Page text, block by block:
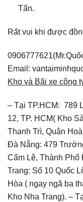
Tấn.
Rất vui khi được
Email:
Kho và Bãi xe công
– Tại TP.HCM: 789
12, TP. HCM( Kho
Thanh Trì, Quận
Đà Nẵng: 479
Cẩm Lệ, Thành
Trang: Số 10 Quốc
Hòa ( ngay ngã ba
Kho Nha Trang). –